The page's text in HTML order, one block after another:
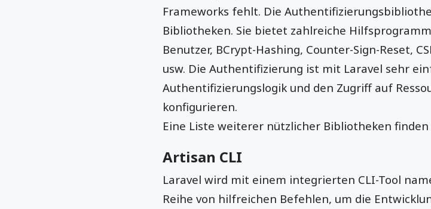
Frameworks fehlt. Die
Bibliotheken. Sie bietet zahlreiche
Benutzer, BCrypt-Hashing, Counter-Sign-Reset,
usw. Die Authentifizierung ist mit Laravel sehr
Authentifizierungslogik und den Zugriff auf
konfigurieren.
Eine Liste weiterer nützlicher Bibliotheken finden
Artisan CLI
Laravel wird mit einem integrierten CLI-Tool
Reihe von hilfreichen Befehlen, um die